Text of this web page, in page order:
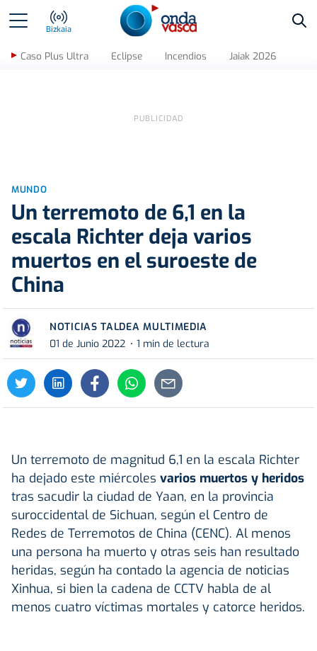
Bizkaia
Caso Plus Ultra Eclipse Incendios Jaiak 2026
MUNDO
Un terremoto de 6,1 en la
escala Richter deja varios
muertos en el suroeste de
China
NOTICIAS TALDEA MULTIMEDIA
01 de Junio 2022
1 min de lectura
Un terremoto de magnitud 6,1 en la escala Richter
ha dejado este miércoles varios muertos y heridos
tras sacudir la ciudad de Yaan, en la provincia
suroccidental de Sichuan, según el Centro de
Redes de Terremotos de China (CENC). Al menos
una persona ha muerto y otras seis han resultado
heridas, según ha contado la agencia de noticias
Xinhua, si bien la cadena de CCTV habla de al
menos cuatro víctimas mortales y catorce heridos.